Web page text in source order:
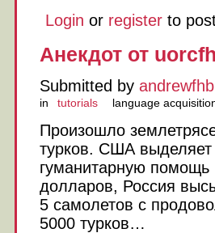
Login or register to
Анекдот от
Submitted by andrewfhb
in tutorials language
Произошло
турков. США выделяет
гуманитарную
долларов, Россия
5 самолетов с
5000 турков…